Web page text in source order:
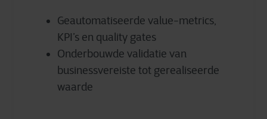
Geautomatiseerde value-metrics,
KPI’s en quality gates
Onderbouwde validatie van
businessvereiste tot gerealiseerde
waarde